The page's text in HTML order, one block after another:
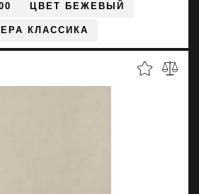
ЦВЕТ БЕЖЕВЫЙ
КЛАССИКА